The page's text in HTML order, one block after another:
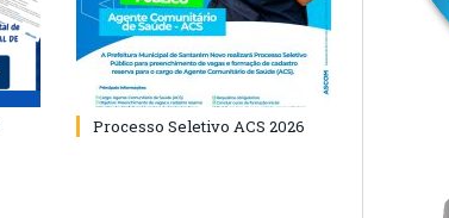
Processo Seletivo ACS 2026